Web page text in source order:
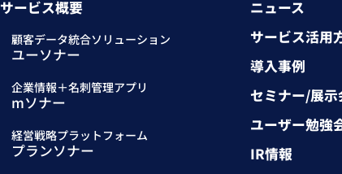
サービス概要
顧客データ統合ソリューション
ユーソナー
企業情報＋名刺管理アプリ
mソナー
経営戦略プラットフォーム
プランソナー
ニュース
サービス活用
導入事例
セミナー/展示
ユーザー勉強
IR情報